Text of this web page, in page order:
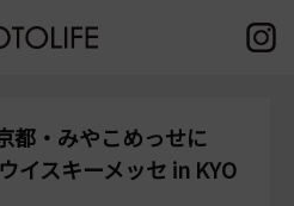
都・みやこめっせに
イスキーメッセ in KYO